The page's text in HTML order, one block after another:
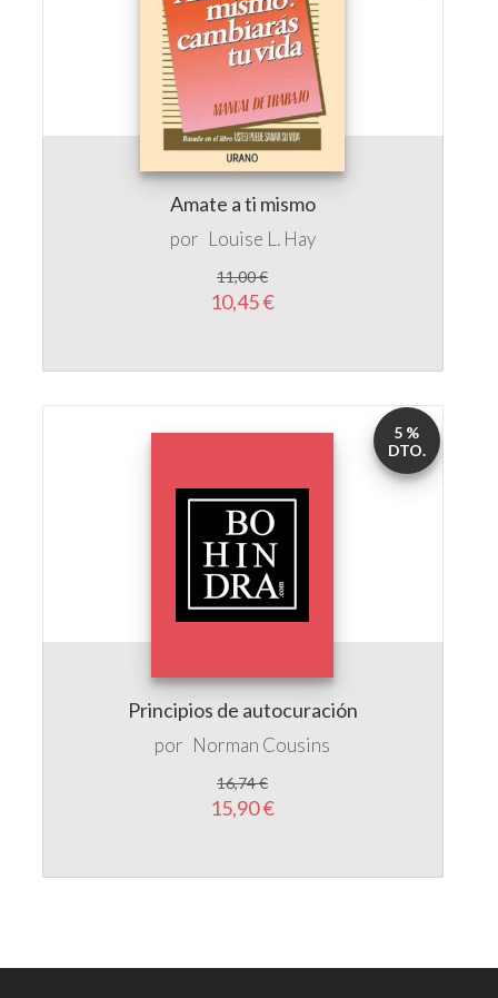
Amate a ti mismo
por Louise L. Hay
11,00 €
10,45 €
Principios de autocuración
por Norman Cousins
16,74 €
15,90 €
5 %
DTO.